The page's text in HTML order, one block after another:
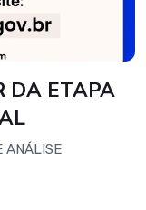
DA ETAPA
ANÁLISE